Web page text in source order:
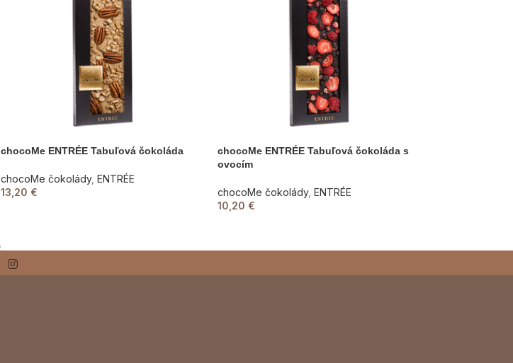
chocoMe ENTRÉE Tabuľová čokoláda
chocoMe čokolády, ENTRÉE
13,20 €
chocoMe ENTRÉE Tabuľová čokoláda s
ovocím
chocoMe čokolády, ENTRÉE
10,20 €